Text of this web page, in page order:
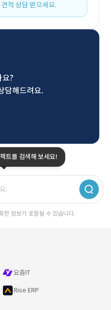
적 상담 받으세요.
요?
담해드려요.
트를 검색해 보세요!
한 정보가 포함될 수 있습니다.
요즘IT
Rise ERP